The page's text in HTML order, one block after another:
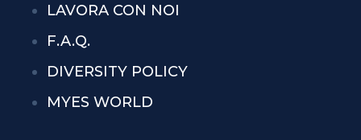
LAVORA CON NOI
F.A.Q.
DIVERSITY POLICY
MYES WORLD